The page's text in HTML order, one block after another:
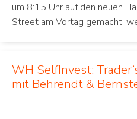
um 8:15 Uhr auf den neuen
Street am Vortag gemacht,
WH SelfInvest:
mit Behrendt &